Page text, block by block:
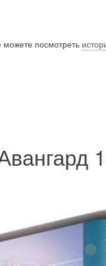
можете посмотреть